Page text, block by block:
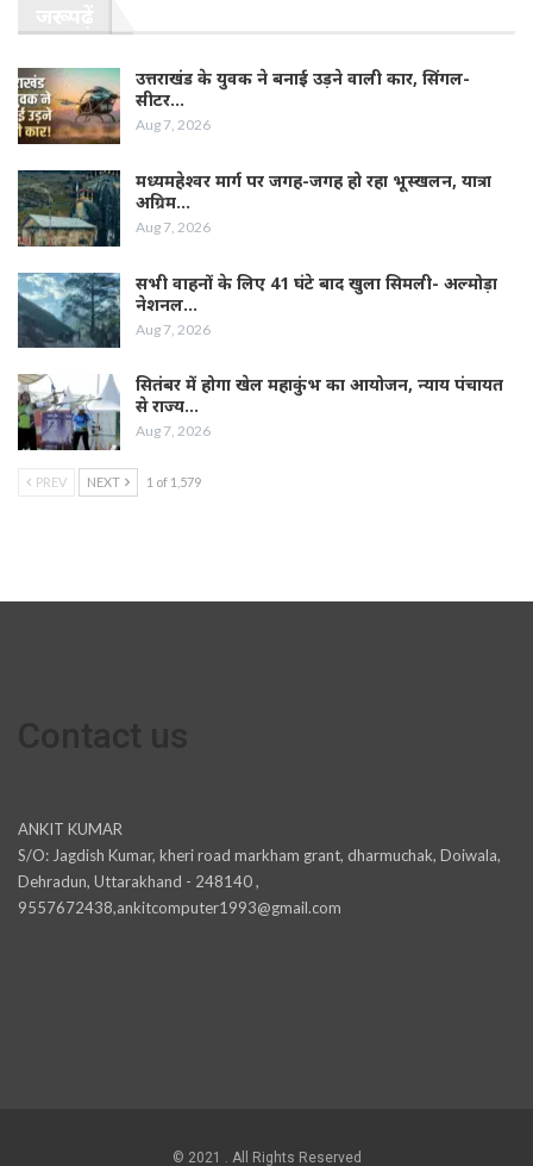
उत्तराखंड के युवक ने बनाई उड़ने वाली कार, सिंगल-
सीटर…
Aug 7, 2026
मध्यमहेश्वर मार्ग पर जगह-जगह हो रहा भूस्खलन, यात्रा
अग्रिम…
Aug 7, 2026
सभी वाहनों के लिए 41 घंटे बाद खुला सिमली- अल्मोड़ा
नेशनल…
Aug 7, 2026
सितंबर में होगा खेल महाकुंभ का आयोजन, न्याय पंचायत
से राज्य…
Aug 7, 2026
PREV NEXT 1 of 1,579
ANKIT KUMAR
S/O: Jagdish Kumar, kheri road markham grant, dharmuchak, Doiwala,
Dehradun, Uttarakhand - 248140 ,
9557672438,ankitcomputer1993@gmail.com
© 2021 . All Rights Reserved